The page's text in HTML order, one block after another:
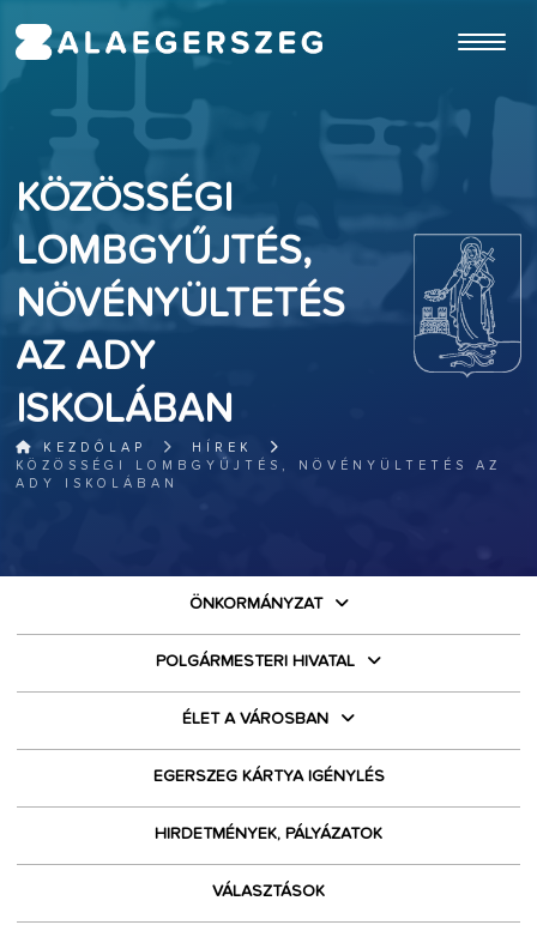
KÖZÖSSÉGI
LOMBGYŰJTÉS,
NÖVÉNYÜLTETÉS
AZ ADY
ISKOLÁBAN
KEZDŐLAP
HÍREK
KÖZÖSSÉGI LOMBGYŰJTÉS, NÖVÉNYÜLTETÉS AZ
ADY ISKOLÁBAN
ÖNKORMÁNYZAT
POLGÁRMESTERI HIVATAL
ÉLET A VÁROSBAN
EGERSZEG KÁRTYA IGÉNYLÉS
HIRDETMÉNYEK, PÁLYÁZATOK
VÁLASZTÁSOK